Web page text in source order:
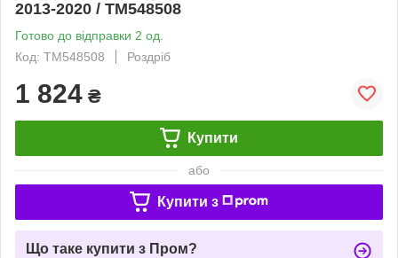
2013-2020 / TM548508
Готово до відправки 2 од.
Код: TM548508
Роздріб
1 824 ₴
Купити
або
Купити з
Що таке купити з Пром?